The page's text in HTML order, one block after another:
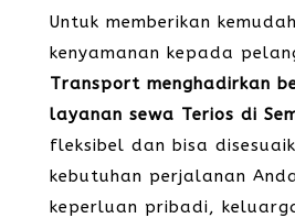
Untuk memberikan
kenyamanan kepada
Transport menghadirkan
layanan sewa Terios di
fleksibel dan bisa
kebutuhan perjalanan
keperluan pribadi,